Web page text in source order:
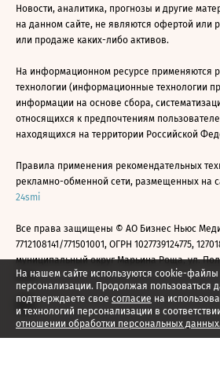
На нашем сайте используются cookie-файлы
персонализации. Продолжая пользоваться
подтверждаете свое согласие на
и технологий персонализации в
отношении обработки персональных
Новости, аналитика, прогнозы и другие
на данном сайте, не являются офертой или
или продаже каких-либо активов.
На информационном ресурсе применяются
технологии (информационные технологии
информации на основе сбора,
относящихся к предпочтениям
находящихся на территории Российской
Правила применения рекомендательных
рекламно-обменной сети, размещенных на
24smi
Все права защищены © АО Бизнес Ньюс
7712108141/771501001, ОГРН 1027739124775,
муниципальный округ Марьина Роща, ул.
2026